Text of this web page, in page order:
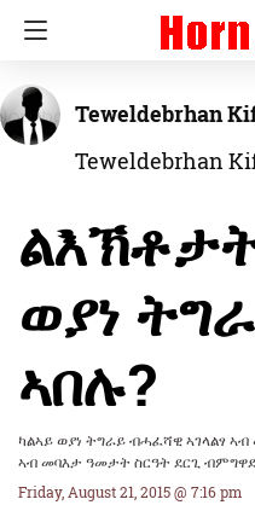
Teweldebrhan
Teweldebrhan
ወያነ
ኣበሉ?
ካልኣይ ወያነ ትግራይ ብሓፈሻዊ ኣገላልፃ
ኣብ መባእታ ዓመታት ስርዓት ደርጊ
Friday, August 21, 2015 @ 7:16 pm